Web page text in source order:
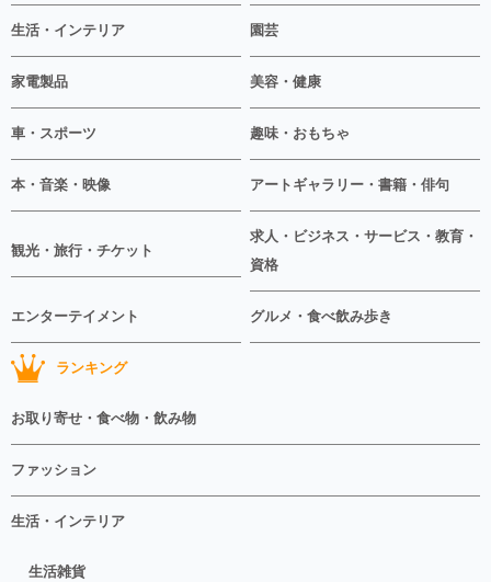
生活・インテリア 園芸
家電製品 美容・健康
車・スポーツ 趣味・おもちゃ
本・音楽・映像 アートギャラリー・書籍・俳句
観光・旅行・チケット
求人・ビジネス・サービス・教育・
資格
エンターテイメント グルメ・食べ飲み歩き
ランキング
お取り寄せ・食べ物・飲み物
ファッション
生活・インテリア
生活雑貨